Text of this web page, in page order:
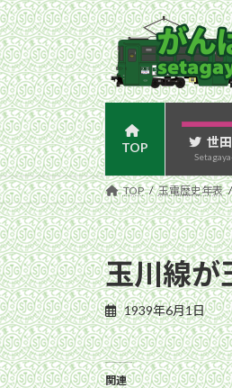
コ
ン
テ
ン
ツ
へ
ス
キ
ッ
プ
ナ
ビ
ゲ
ー
シ
ョ
ン
に
移
動
TOP 世
TOP 玉電歴史年表
玉川線が
1939年6月1日
関連